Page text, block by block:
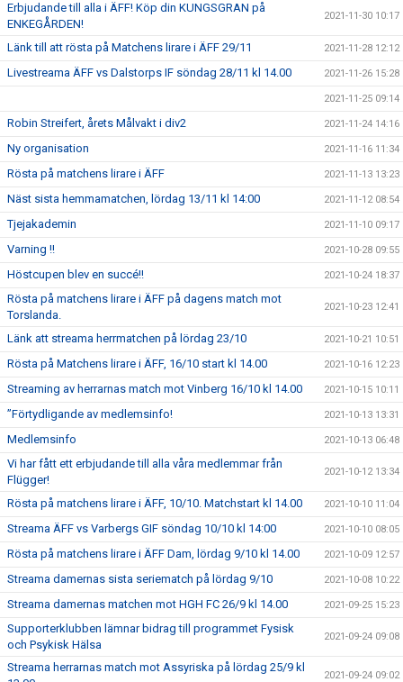
Erbjudande till alla i ÄFF! Köp din KUNGSGRAN på
ENKEGÅRDEN!
2021-11-30 10:17
Länk till att rösta på Matchens lirare i ÄFF 29/11 2021-11-28 12:12
Livestreama ÄFF vs Dalstorps IF söndag 28/11 kl 14.00 2021-11-26 15:28
2021-11-25 09:14
Robin Streifert, årets Målvakt i div2 2021-11-24 14:16
Ny organisation 2021-11-16 11:34
Rösta på matchens lirare i ÄFF 2021-11-13 13:23
Näst sista hemmamatchen, lördag 13/11 kl 14:00 2021-11-12 08:54
Tjejakademin 2021-11-10 09:17
Varning !! 2021-10-28 09:55
Höstcupen blev en succé!! 2021-10-24 18:37
Rösta på matchens lirare i ÄFF på dagens match mot
Torslanda.
2021-10-23 12:41
Länk att streama herrmatchen på lördag 23/10 2021-10-21 10:51
Rösta på Matchens lirare i ÄFF, 16/10 start kl 14.00 2021-10-16 12:23
Streaming av herrarnas match mot Vinberg 16/10 kl 14.00 2021-10-15 10:11
”Förtydligande av medlemsinfo! 2021-10-13 13:31
Medlemsinfo 2021-10-13 06:48
Vi har fått ett erbjudande till alla våra medlemmar från
Flügger!
2021-10-12 13:34
Rösta på matchens lirare i ÄFF, 10/10. Matchstart kl 14.00 2021-10-10 11:04
Streama ÄFF vs Varbergs GIF söndag 10/10 kl 14:00 2021-10-10 08:05
Rösta på matchens lirare i ÄFF Dam, lördag 9/10 kl 14.00 2021-10-09 12:57
Streama damernas sista seriematch på lördag 9/10 2021-10-08 10:22
Streama damernas matchen mot HGH FC 26/9 kl 14.00 2021-09-25 15:23
Supporterklubben lämnar bidrag till programmet Fysisk
och Psykisk Hälsa
2021-09-24 09:08
Streama herrarnas match mot Assyriska på lördag 25/9 kl
2021-09-24 09:02